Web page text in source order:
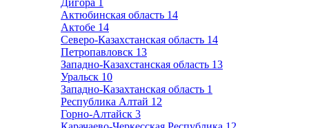
Дигора 1
Актюбинская область 14
Актобе 14
Северо-Казахстанская область 14
Петропавловск 13
Западно-Казахстанская область 13
Уральск 10
Западно-Казахтанская область 1
Республика Алтай 12
Горно-Алтайск 3